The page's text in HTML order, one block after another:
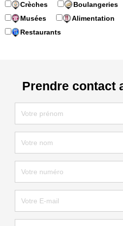
Crèches Boulangeries
Musées
Alimentation
Restaurants
Prendre contact